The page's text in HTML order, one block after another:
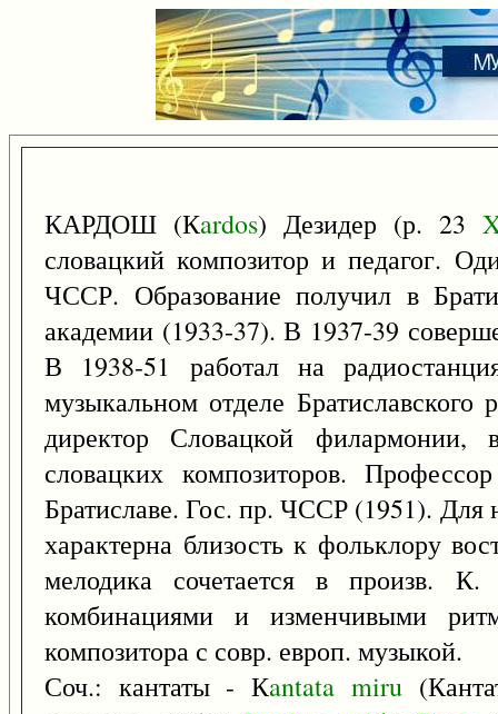
КАРДОШ (Кardos) Дезидер (р. 23
словацкий композитор и педагог.
ЧССР. Образование получил в
академии (1933-37). В 1937-39
В 1938-51 работал на
музыкальном отделе
директор Словацкой филармонии,
словацких композиторов.
Братиславе. Гос. пр. ЧССР (1951). Для
характерна близость к фольклору
мелодика сочетается в произв.
комбинациями и изменчивыми
композитора с совр. европ. музыкой.
Соч.: кантаты - Кantata miru